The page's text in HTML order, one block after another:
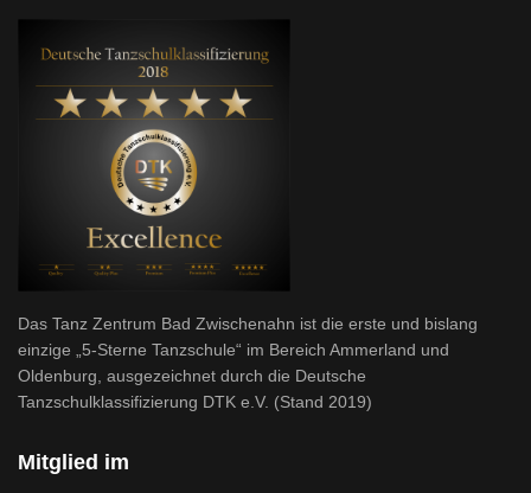
Das Tanz Zentrum Bad Zwischenahn ist die erste und bislang
einzige „5-Sterne Tanzschule“ im Bereich Ammerland und
Oldenburg, ausgezeichnet durch die Deutsche
Tanzschulklassifizierung DTK e.V. (Stand 2019)
Mitglied im